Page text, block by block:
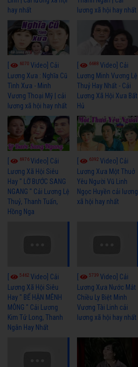
hay nhất
lương xã hội hay nhất
6070 Video] Cải
Lương Xưa : Nghĩa Cũ
Tình Xưa - Minh
Vương Thoại Mỹ | cải
lương xã hội hay nhất
6688Video] Cải
Lương Minh Vương Lệ
Thuỷ Hay Nhất - Cải
Lương Xã Hội Xưa Bất
Hủ
6976Video] Cải
Lương Xã Hội Siêu
Hay " LỠ BƯỚC SANG
NGANG " Cải Lương Lệ
Thuỷ, Thanh Tuấn,
Hồng Nga
6392Video] Cải
Lương Xưa Một Thuở
Yêu Người Vũ Linh
Ngọc Huyền cải lương
xã hội hay nhất
5462 Video] Cải
Lương Xã Hội Siêu
Hay " BỂ HẬN MÊNH
MÔNG " Cải Lương
Kim Tử Long, Thanh
Ngân Hay Nhất
5739Video] Cải
Lương Xưa Nước Mắt
Chiều Ly Biệt Minh
Vương Tài Linh cải
lương xã hội hay nhất